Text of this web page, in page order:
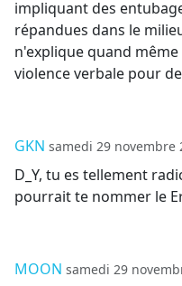
impliquant des
répandues dans le
n'explique quand
violence verbale pour
GKN samedi 29 novembre
D_Y, tu es tellement
pourrait te nommer le
MOON samedi 29